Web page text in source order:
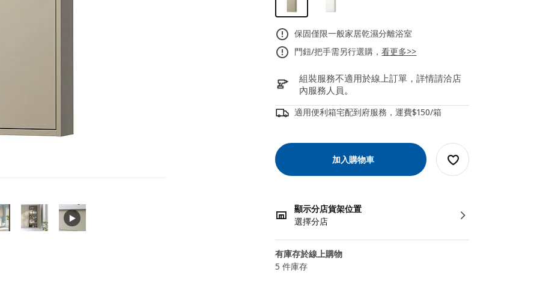
保固僅限一般家居乾濕分離浴室
門鈕/把手需另行選購，看更多>>
組裝服務不適用於線上訂單，詳情請洽店
內服務人員。
適用便利箱宅配到府服務，運費$150/箱
加入購物車
顯示分店貨架位置
選擇分店
有庫存於線上購物
5 件庫存